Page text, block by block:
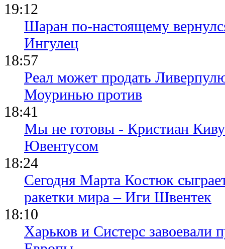
19:12
Шаран по-настоящему
Ингулец
18:57
Реал может продать
Моуринью против
18:41
Мы не готовы - Кристиан
Ювентусом
18:24
Сегодня Марта Костюк
ракетки мира – Иги Швентек
18:10
Харьков и Систерс завоевали